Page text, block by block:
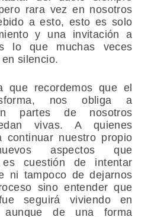
rara vez en nosotros
a esto, esto es solo
y una invitación a
lo que muchas veces
silencio.
que recordemos que el
nos obliga a
partes de nosotros
vivas. A quienes
continuar nuestro propio
aspectos que
es cuestión de intentar
ni tampoco de dejarnos
sino entender que
seguirá viviendo en
aunque de una forma